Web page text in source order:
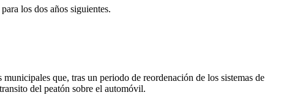
los dos años siguientes.
que, tras un periodo de reordenación de los sistemas de
del peatón sobre el automóvil.